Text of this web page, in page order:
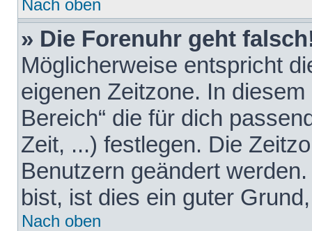
Nach oben
» Die Forenuhr geht
Möglicherweise entspricht
eigenen Zeitzone. In
Bereich“ die für dich
Zeit, ...) festlegen. Die
Benutzern geändert
bist, ist dies ein guter
Nach oben